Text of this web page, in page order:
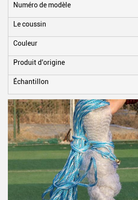
Numéro de modèle
Le coussin
Couleur
Produit d'origine
Échantillon